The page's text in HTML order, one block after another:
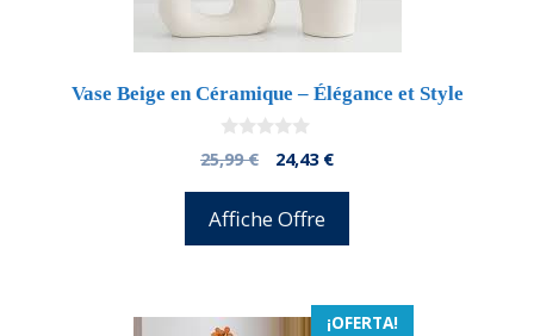
Vase Beige en Céramique – Élégance et Style
0
d
25,99€
El
original
era:
24,43 €El
Affiche Offre
¡OFERTA!